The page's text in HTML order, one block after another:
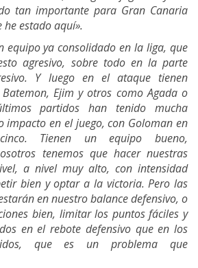
tan importante para Gran Canaria
he estado aquí».
equipo ya consolidado en la liga, que
agresivo, sobre todo en la parte
Y luego en el ataque tienen
Ejim y otros como Agada o
partidos han tenido mucha
impacto en el juego, con Goloman en
Tienen un equipo bueno,
tenemos que hacer nuestras
a nivel muy alto, con intensidad
bien y optar a la victoria. Pero las
en nuestro balance defensivo, o
bien, limitar los puntos fáciles y
en el rebote defensivo que en los
que es un problema que